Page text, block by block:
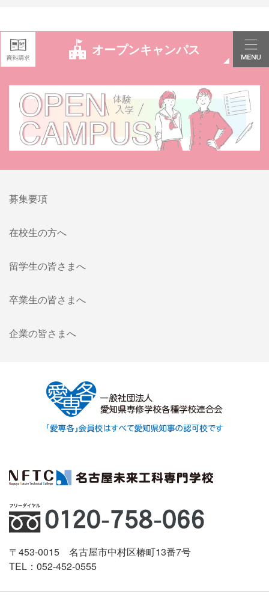
オープンキャンパス
募集要項
在校生の方へ
留学生の皆さまへ
卒業生の皆さまへ
企業の皆さまへ
〒453-0015 名古屋市中村区椿町13番7号
TEL：052-452-0555